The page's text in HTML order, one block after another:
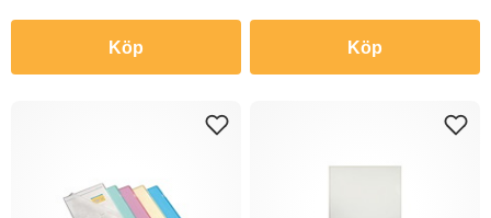
Köp Köp